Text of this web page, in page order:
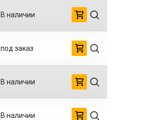
В наличии
под заказ
В наличии
В наличии